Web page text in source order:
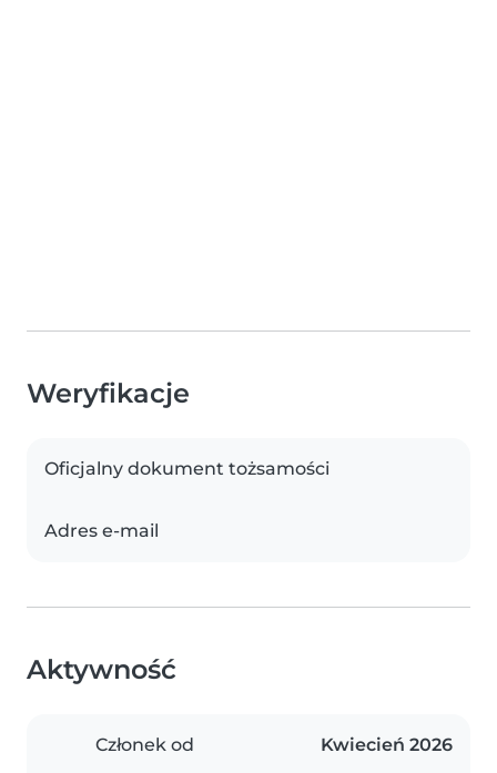
Weryfikacje
Oficjalny dokument tożsamości
Adres e-mail
Aktywność
Członek od Kwiecień 2026